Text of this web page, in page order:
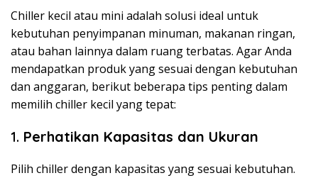
Chiller kecil atau mini adalah solusi ideal untuk
kebutuhan penyimpanan minuman, makanan ringan,
atau bahan lainnya dalam ruang terbatas. Agar Anda
mendapatkan produk yang sesuai dengan kebutuhan
dan anggaran, berikut beberapa tips penting dalam
memilih chiller kecil yang tepat:
1. Perhatikan Kapasitas dan Ukuran
Pilih chiller dengan kapasitas yang sesuai kebutuhan.